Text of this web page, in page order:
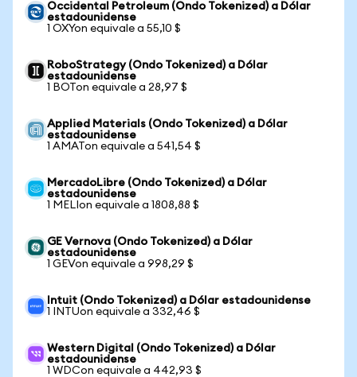
Occidental Petroleum (Ondo Tokenized) a Dólar
estadounidense
1 OXYon equivale a 55,10 $
RoboStrategy (Ondo Tokenized) a Dólar
estadounidense
1 BOTon equivale a 28,97 $
Applied Materials (Ondo Tokenized) a Dólar
estadounidense
1 AMATon equivale a 541,54 $
MercadoLibre (Ondo Tokenized) a Dólar
estadounidense
1 MELIon equivale a 1808,88 $
GE Vernova (Ondo Tokenized) a Dólar
estadounidense
1 GEVon equivale a 998,29 $
Intuit (Ondo Tokenized) a Dólar estadounidense
1 INTUon equivale a 332,46 $
Western Digital (Ondo Tokenized) a Dólar
estadounidense
1 WDCon equivale a 442,93 $